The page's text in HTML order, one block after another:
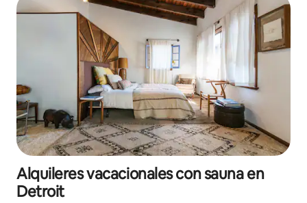
Alquileres vacacionales con sauna en
Detroit